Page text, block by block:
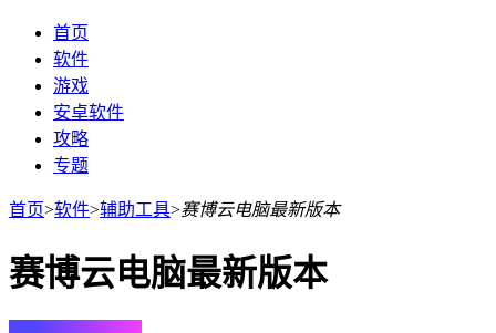
首页
软件
游戏
安卓软件
攻略
专题
首页>软件>辅助工具>赛博云电脑最新版本
赛博云电脑最新版本